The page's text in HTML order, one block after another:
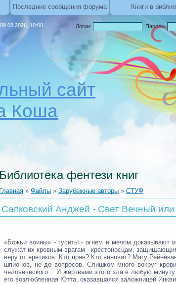
Последние сообщения форума Книги в
10:08
сайт
Коша
Логин: Пароль:
Библиотека фентези книг
Главная » Файлы » Зарубежные авторы » СТУФ
Сапковский Анджей - Свет Вечный
«Божьи воины» - гуситы - огнем и мечом доказывают
служат их кровным врагам - крестоносцам,
веру от еретиков. Кто прав? Кто виноват? Магу
шпионов, не до вопросов. Слишком много вокруг
человеческого… И жертвами этого зла в любую
его возлюбленная Ютта, оказавшаяся заложницей